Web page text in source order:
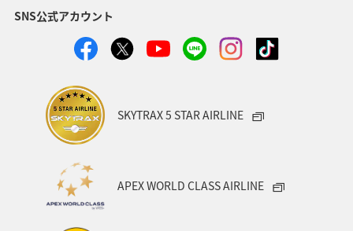
SNS公式アカウント
SKYTRAX 5 STAR AIRLINE
APEX WORLD CLASS AIRLINE